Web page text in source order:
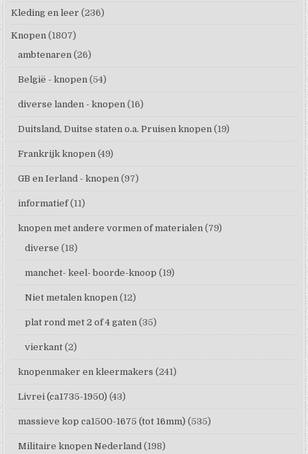
Kleding en leer (236)
Knopen (1807)
ambtenaren (26)
België - knopen (54)
diverse landen - knopen (16)
Duitsland, Duitse staten o.a. Pruisen knopen (19)
Frankrijk knopen (49)
GB en Ierland - knopen (97)
informatief (11)
knopen met andere vormen of materialen (79)
diverse (18)
manchet- keel- boorde-knoop (19)
Niet metalen knopen (12)
plat rond met 2 of 4 gaten (35)
vierkant (2)
knopenmaker en kleermakers (241)
Livrei (ca1735-1950) (43)
massieve kop ca1500-1675 (tot 16mm) (535)
Militaire knopen Nederland (198)